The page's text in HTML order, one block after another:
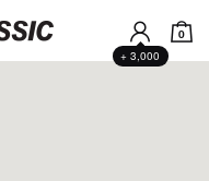
+ 3,000
0